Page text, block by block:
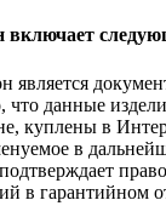
включает
является
данные
куплены в
в
в гарантийном